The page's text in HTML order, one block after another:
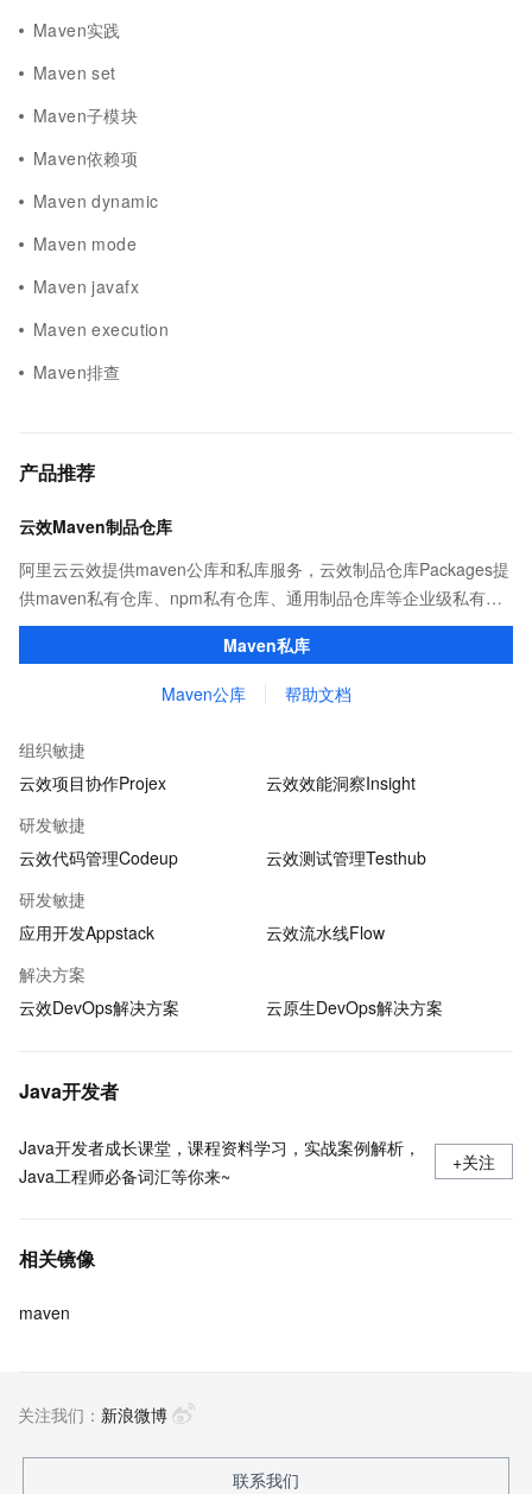
Maven实践
Maven set
Maven子模块
Maven依赖项
Maven dynamic
Maven mode
Maven javafx
Maven execution
Maven排查
产品推荐
云效Maven制品仓库
阿里云云效提供maven公库和私库服务，云效制品仓库Packages提
供maven私有仓库、npm私有仓库、通用制品仓库等企业级私有制
品仓库，用于maven、npm等软件包和依赖管理。且不限容量、免
Maven私库
Maven公库 帮助文档
组织敏捷
云效项目协作Projex
云效效能洞察Insight
研发敏捷
云效代码管理Codeup
云效测试管理Testhub
研发敏捷
应用开发Appstack
云效流水线Flow
解决方案
云效DevOps解决方案
云原生DevOps解决方案
Java开发者
Java开发者成长课堂，课程资料学习，实战案例解析，
Java工程师必备词汇等你来~
+关注
相关镜像
maven
关注我们： 新浪微博
联系我们